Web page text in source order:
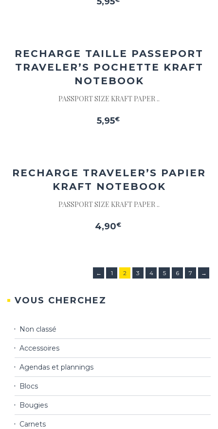
RECHARGE TAILLE PASSEPORT
TRAVELER’S POCHETTE KRAFT
NOTEBOOK
PASSPORT SIZE KRAFT PAPER ..
5,95€
RECHARGE TRAVELER’S PAPIER
KRAFT NOTEBOOK
PASSPORT SIZE KRAFT PAPER ..
4,90€
← 1 2 3 4 5 6 7 →
VOUS CHERCHEZ
Non classé
Accessoires
Agendas et plannings
Blocs
Bougies
Carnets